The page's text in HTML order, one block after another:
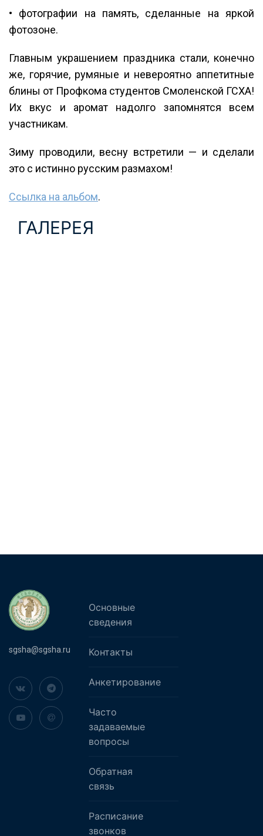
• фотографии на память, сделанные на яркой
фотозоне.
Главным украшением праздника стали, конечно
же, горячие, румяные и невероятно аппетитные
блины от Профкома студентов Смоленской ГСХА!
Их вкус и аромат надолго запомнятся всем
участникам.
Зиму проводили, весну встретили — и сделали
это с истинно русским размахом!
Ссылка на альбом.
ГАЛЕРЕЯ
sgsha@sgsha.ru
Основные
сведения
Контакты
Анкетирование
Часто
задаваемые
вопросы
Обратная
связь
Расписание
звонков